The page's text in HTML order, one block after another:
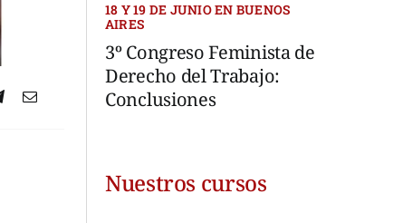
18 Y 19 DE JUNIO EN BUENOS
AIRES
3º Congreso Feminista de
Derecho del Trabajo:
Conclusiones
Nuestros cursos